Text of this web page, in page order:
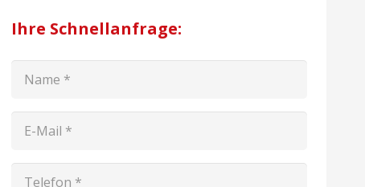
Ihre Schnellanfrage: